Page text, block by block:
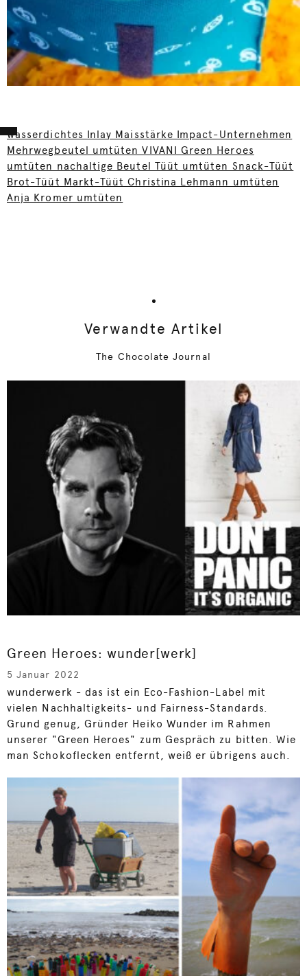
wasserdichtes Inlay Maisstärke Impact-Unternehmen
Mehrwegbeutel umtüten VIVANI Green Heroes
umtüten nachaltige Beutel Tüüt umtüten Snack-Tüüt
Brot-Tüüt Markt-Tüüt Christina Lehmann umtüten
Anja Kromer umtüten
Verwandte Artikel
The Chocolate Journal
Green Heroes: wunder[werk]
5 Januar 2022
wunderwerk - das ist ein Eco-Fashion-Label mit
vielen Nachhaltigkeits- und Fairness-Standards.
Grund genug, Gründer Heiko Wunder im Rahmen
unserer "Green Heroes" zum Gespräch zu bitten. Wie
man Schokoflecken entfernt, weiß er übrigens auch.